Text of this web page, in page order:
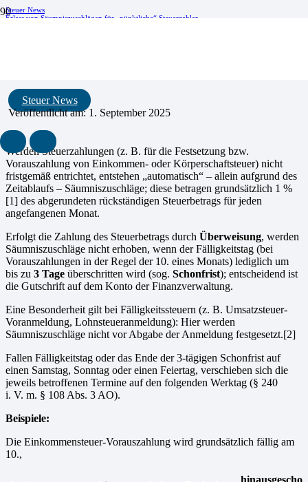
Steuer News
Erlass von Säumniszuschlägen für „pünktliche“ Steuerzahler
Steuer News
Veröffentlicht am:1. September 2025
Werden Steuerzahlungen (z. B. für die Festsetzung bzw.
Vorauszahlung von Einkommen- oder Körper­schaftsteuer) nicht
fristgemäß entrichtet, entstehen „automatisch“ – allein aufgrund des
Zeitablaufs – Säum­niszuschläge; diese betragen grundsätzlich 1 %
[1] des abgerundeten rückständigen Steuerbetrags für jeden
angefangenen Monat.
Erfolgt die Zahlung des Steuerbetrags durch Überweisung, werden
Säumniszuschläge nicht erhoben, wenn der Fälligkeitstag (bei
Vorauszahlungen in der Regel der 10. eines Monats) lediglich um
bis zu 3 Tage über­schritten wird (sog. Schonfrist); entscheidend ist
die Gutschrift auf dem Konto der Finanzverwaltung.
Eine Besonderheit gilt bei Fälligkeitssteuern (z. B. Umsatzsteuer-
Voranmeldung, Lohnsteueranmeldung): Hier werden
Säumniszuschläge nicht vor Abgabe der Anmeldung festgesetzt.[2]
Fallen Fälligkeitstag oder das Ende der 3-tägigen Schonfrist auf
einen Samstag, Sonntag oder einen Feiertag, verschieben sich die
jeweils betroffenen Termine auf den folgenden Werktag (§ 240
i. V. m. § 108 Abs. 3 AO).
Beispiele:
Die Einkommensteuer-Vorauszahlung wird grundsätzlich fällig am
10.,